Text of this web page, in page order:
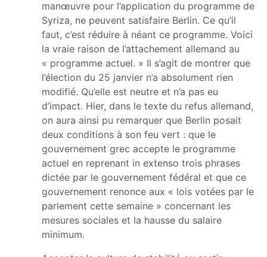
manœuvre pour l’application du programme de
Syriza, ne peuvent satisfaire Berlin. Ce qu’il
faut, c’est réduire à néant ce programme. Voici
la vraie raison de l’attachement allemand au
« programme actuel. » Il s’agit de montrer que
l’élection du 25 janvier n’a absolument rien
modifié. Qu’elle est neutre et n’a pas eu
d’impact. Hier, dans le texte du refus allemand,
on aura ainsi pu remarquer que Berlin posait
deux conditions à son feu vert : que le
gouvernement grec accepte le programme
actuel en reprenant in extenso trois phrases
dictée par le gouvernement fédéral et que ce
gouvernement renonce aux « lois votées par le
parlement cette semaine » concernant les
mesures sociales et la hausse du salaire
minimum.